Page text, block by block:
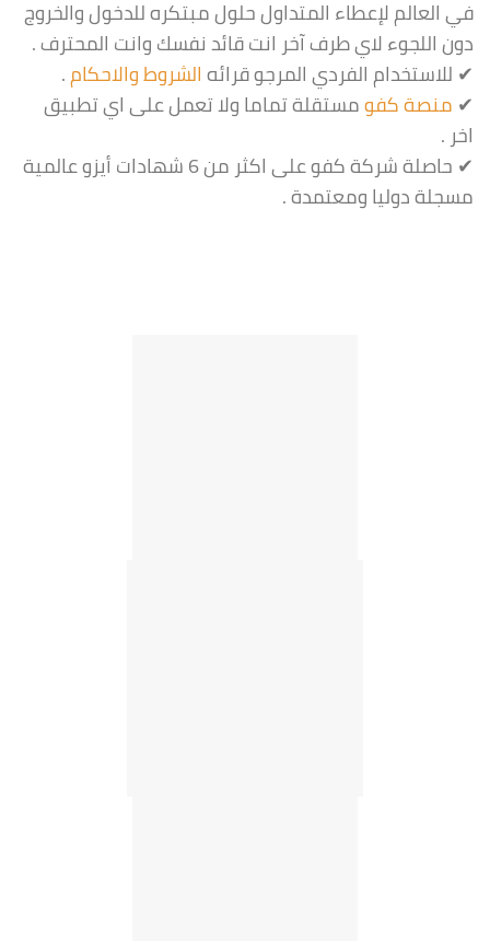
في العالم لإعطاء المتداول حلول مبتكره للدخول والخروج
دون اللجوء لاي طرف آخر انت قائد نفسك وانت المحترف .
✔ للاستخدام الفردي المرجو قرائهالشروط والاحكام.
✔ منصة كفومستقلة تماما ولا تعمل على اي تطبيق
اخر .
✔ حاصلة شركة كفو على اكثر من 6 شهادات أيزو عالمية
مسجلة دوليا ومعتمدة .